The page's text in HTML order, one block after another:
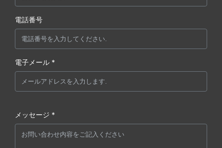
電話番号
電子メール *
メッセージ *